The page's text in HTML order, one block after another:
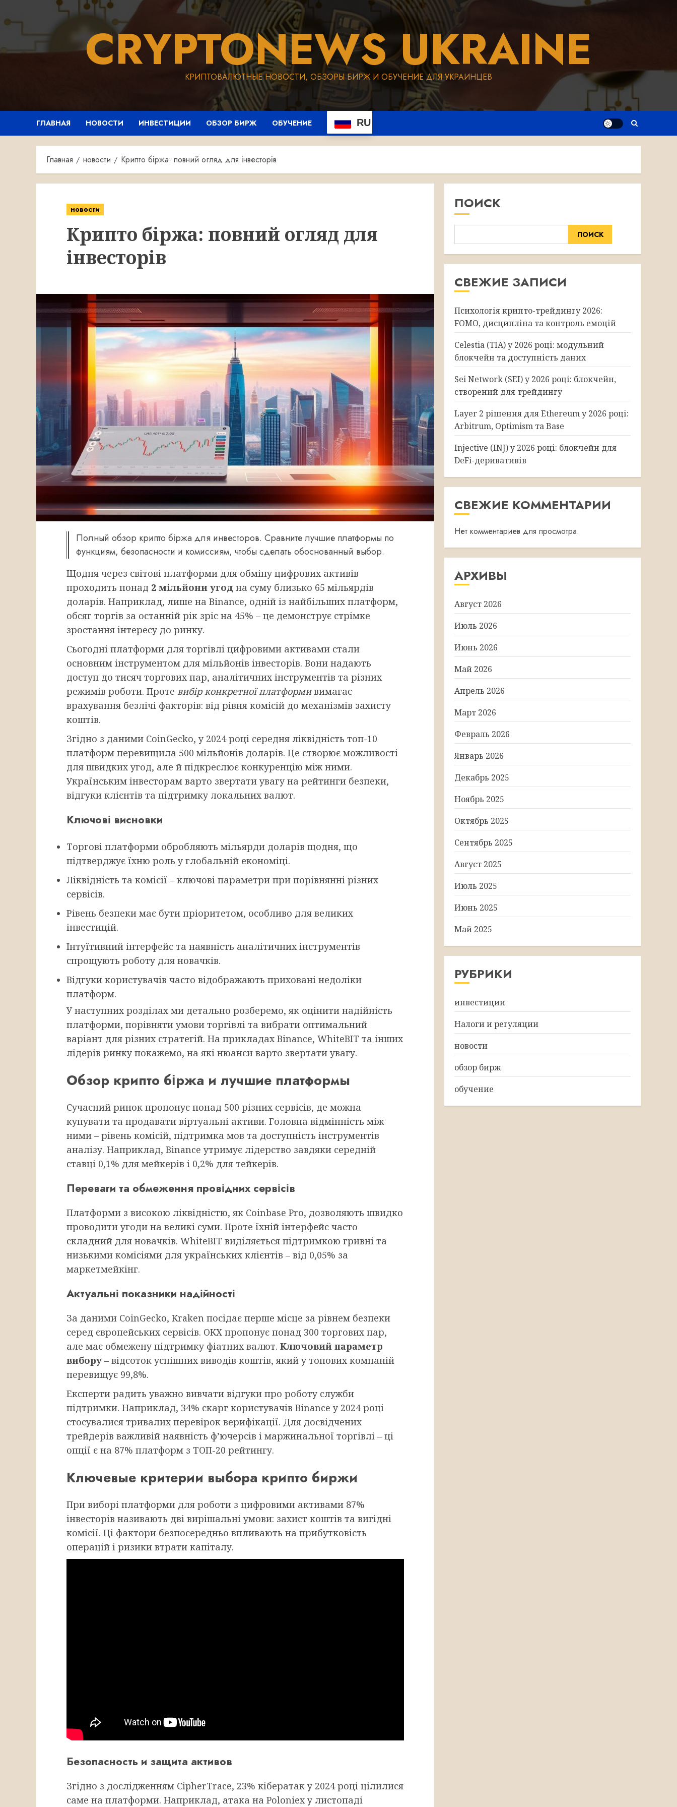
CRYPTONEWS UKRAINE
КРИПТОВАЛЮТНЫЕ НОВОСТИ, ОБЗОРЫ БИРЖ И ОБУЧЕНИЕ ДЛЯ УКРАИНЦЕВ
ГЛАВНАЯ НОВОСТИ ИНВЕСТИЦИИ ОБЗОР БИРЖ ОБУЧЕНИЕ RU
Главная новости Крипто біржа: повний огляд для інвесторів
новости
Крипто біржа: повний огляд для
інвесторів
Полный обзор крипто біржа для инвесторов. Сравните лучшие платформы по
функциям, безопасности и комиссиям, чтобы сделать обоснованный выбор.
Щодня через світові платформи для обміну цифрових активів
проходить понад 2 мільйони угод на суму близько 65 мільярдів
доларів. Наприклад, лише на Binance, одній із найбільших платформ,
обсяг торгів за останній рік зріс на 45% – це демонструє стрімке
зростання інтересу до ринку.
Сьогодні платформи для торгівлі цифровими активами стали
основним інструментом для мільйонів інвесторів. Вони надають
доступ до тисяч торгових пар, аналітичних інструментів та різних
режимів роботи. Проте вибір конкретної платформивимагає
врахування безлічі факторів: від рівня комісій до механізмів захисту
коштів.
Згідно з даними CoinGecko, у 2024 році середня ліквідність топ-10
платформ перевищила 500 мільйонів доларів. Це створює можливості
для швидких угод, але й підкреслює конкуренцію між ними.
Українським інвесторам варто звертати увагу на рейтинги безпеки,
відгуки клієнтів та підтримку локальних валют.
Ключові висновки
Торгові платформи обробляють мільярди доларів щодня, що
підтверджує їхню роль у глобальній економіці.
Ліквідність та комісії – ключові параметри при порівнянні різних
сервісів.
Рівень безпеки має бути пріоритетом, особливо для великих
інвестицій.
Інтуїтивний інтерфейс та наявність аналітичних інструментів
спрощують роботу для новачків.
Відгуки користувачів часто відображають приховані недоліки
платформ.
У наступних розділах ми детально розберемо, як оцінити надійність
платформи, порівняти умови торгівлі та вибрати оптимальний
варіант для різних стратегій. На прикладах Binance, WhiteBIT та інших
лідерів ринку покажемо, на які нюанси варто звертати увагу.
Обзор крипто біржа и лучшие платформы
Сучасний ринок пропонує понад 500 різних сервісів, де можна
купувати та продавати віртуальні активи. Головна відмінність між
ними – рівень комісій, підтримка мов та доступність інструментів
аналізу. Наприклад, Binance утримує лідерство завдяки середній
ставці 0,1% для мейкерів і 0,2% для тейкерів.
Переваги та обмеження провідних сервісів
Платформи з високою ліквідністю, як Coinbase Pro, дозволяють швидко
проводити угоди на великі суми. Проте їхній інтерфейс часто
складний для новачків. WhiteBIT виділяється підтримкою гривні та
низькими комісіями для українських клієнтів – від 0,05% за
маркетмейкінг.
Актуальні показники надійності
За даними CoinGecko, Kraken посідає перше місце за рівнем безпеки
серед європейських сервісів. OKX пропонує понад 300 торгових пар,
але має обмежену підтримку фіатних валют. Ключовий параметр
вибору – відсоток успішних виводів коштів, який у топових компаній
перевищує 99,8%.
Експерти радить уважно вивчати відгуки про роботу служби
підтримки. Наприклад, 34% скарг користувачів Binance у 2024 році
стосувалися тривалих перевірок верифікації. Для досвідчених
трейдерів важливій наявність ф’ючерсів і маржинальної торгівлі – ці
опції є на 87% платформ з ТОП-20 рейтингу.
Ключевые критерии выбора крипто биржи
При виборі платформи для роботи з цифровими активами 87%
інвесторів називають дві вирішальні умови: захист коштів та вигідні
комісії. Ці фактори безпосередньо впливають на прибутковість
операцій і ризики втрати капіталу.
Безопасность и защита активов
Згідно з дослідженням CipherTrace, 23% кібератак у 2024 році цілилися
саме на платформи. Наприклад, атака на Poloniex у листопаді
ПОИСК
ПОИСК
СВЕЖИЕ ЗАПИСИ
Психологія крипто-трейдингу 2026:
FOMO, дисципліна та контроль емоцій
Celestia (TIA) у 2026 році: модульний
блокчейн та доступність даних
Sei Network (SEI) у 2026 році: блокчейн,
створений для трейдингу
Layer 2 рішення для Ethereum у 2026 році:
Arbitrum, Optimism та Base
Injective (INJ) у 2026 році: блокчейн для
DeFi-деривативів
СВЕЖИЕ КОММЕНТАРИИ
Нет комментариев для просмотра.
АРХИВЫ
Август 2026
Июль 2026
Июнь 2026
Май 2026
Апрель 2026
Март 2026
Февраль 2026
Январь 2026
Декабрь 2025
Ноябрь 2025
Октябрь 2025
Сентябрь 2025
Август 2025
Июль 2025
Июнь 2025
Май 2025
РУБРИКИ
инвестиции
Налоги и регуляции
новости
обзор бирж
обучение